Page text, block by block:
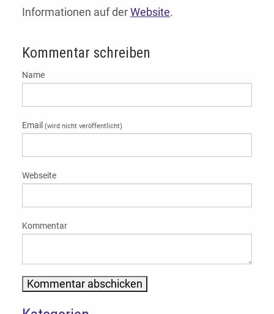
Informationen auf derWebsite.
Kommentar schreiben
Name
Email (wird nicht veröffentlicht)
Webseite
Kommentar
Alternative: